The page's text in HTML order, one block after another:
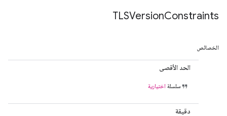
TLSVersionConstraints
الخصائص
الحد الأقصى
سلسلة اختيارية
دقيقة